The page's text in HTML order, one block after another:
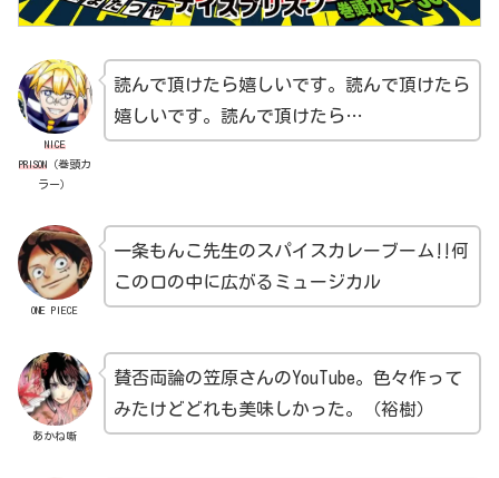
NICE
PRISON（巻頭カ
ラー）
読んで頂けたら嬉しいです。読んで頂けたら
嬉しいです。読んで頂けたら…
ONE PIECE
一条もんこ先生のスパイスカレーブーム‼︎何
この口の中に広がるミュージカル
あかね噺
賛否両論の笠原さんのYouTube。色々作って
みたけどどれも美味しかった。（裕樹）